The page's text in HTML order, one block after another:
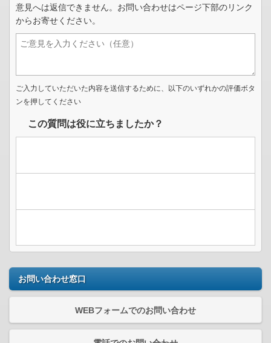
意見へは返信できません。お問い合わせはページ下部のリンク
からお寄せください。
ご入力していただいた内容を送信するために、以下のいずれかの評価ボタ
ンを押してください
この質問は役に立ちましたか？
お問い合わせ窓口
WEBフォームでのお問い合わせ